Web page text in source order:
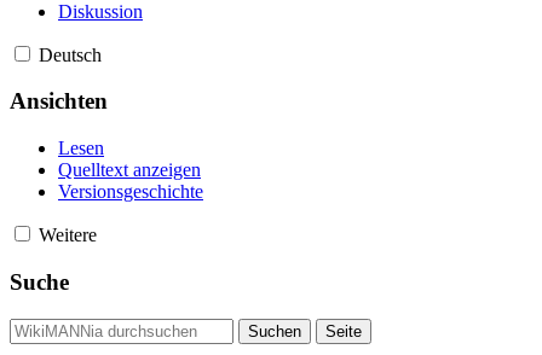
Diskussion
Deutsch
Ansichten
Lesen
Quelltext anzeigen
Versionsgeschichte
Weitere
Suche